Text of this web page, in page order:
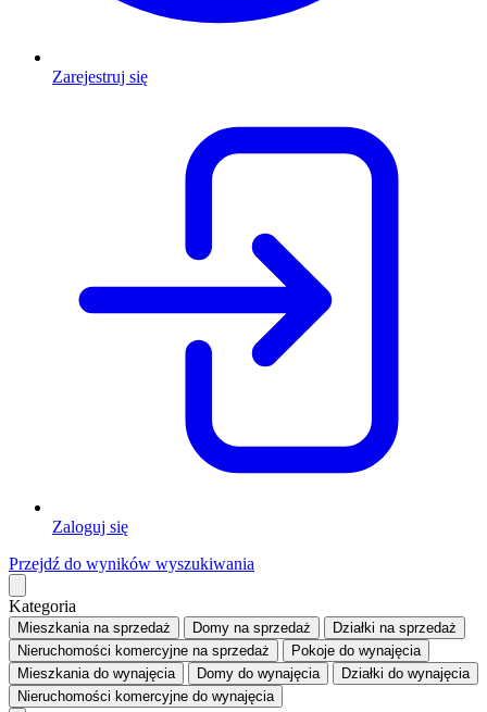
Zarejestruj się
Zaloguj się
Przejdź do wyników wyszukiwania
Kategoria
Mieszkaniana sprzedaż Domy na sprzedaż Działki na sprzedaż
Nieruchomości komercyjne na sprzedaż Pokoje do wynajęcia
Mieszkaniado wynajęcia Domy do wynajęcia Działki do wynajęcia
Nieruchomości komercyjne do wynajęcia